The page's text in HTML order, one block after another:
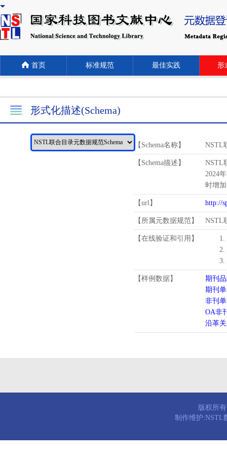
首页 标准规范 最佳实践 形
形式化描述(Schema)
【Schema名称】 NSTL
【Schema描述】
NSTL
2024
时增
【url】 http://
【所属元数据规范】 NSTL
【在线验证和引用】
1.
2.
3.
【样例数据】
期刊
期刊
非刊
OA非
沿革
版权所
制作维护:NSTL